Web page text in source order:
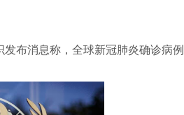
布消息称，全球新冠肺炎确诊病例